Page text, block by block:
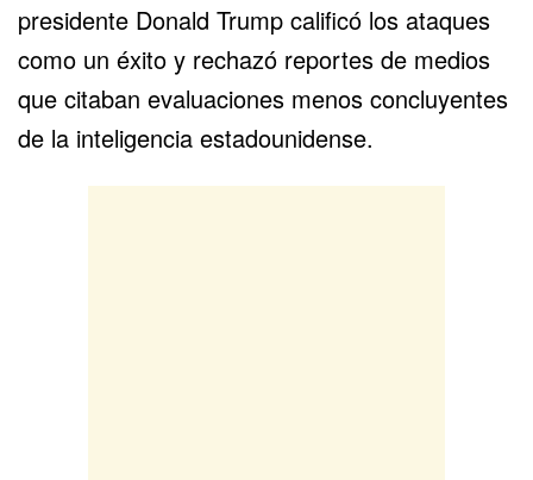
presidente Donald Trump calificó los ataques
como un éxito y rechazó reportes de medios
que citaban evaluaciones menos concluyentes
de la inteligencia estadounidense.